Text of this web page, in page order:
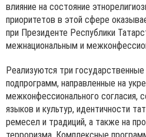
влияние на состояние
приоритетов в этой сфере
при Президенте Республики
межнациональным и
Реализуются три
подпрограмм, направленные на
межконфессионального согласия,
языков и культур, идентичности
ремесел и традиций, а также на